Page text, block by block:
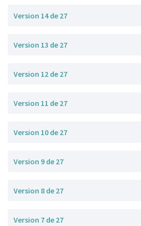
Version 14 de 27
Version 13 de 27
Version 12 de 27
Version 11 de 27
Version 10 de 27
Version 9 de 27
Version 8 de 27
Version 7 de 27